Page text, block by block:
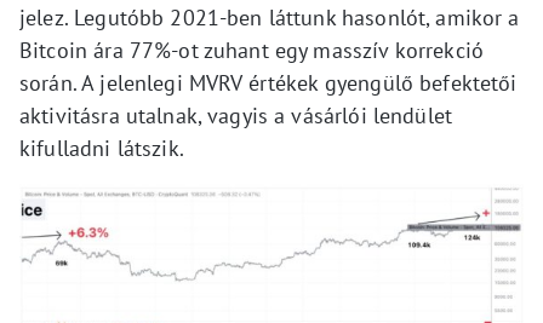
jelez. Legutóbb 2021-ben láttunk hasonlót, amikor a
Bitcoin ára 77%-ot zuhant egy masszív korrekció
során. A jelenlegi MVRV értékek gyengülő befektetői
aktivitásra utalnak, vagyis a vásárlói lendület
kifulladni látszik.